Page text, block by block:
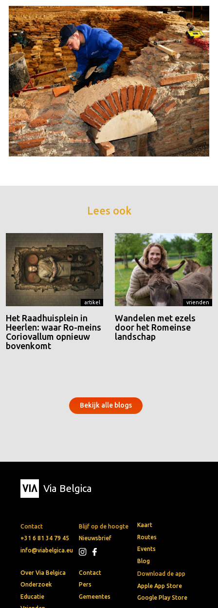
Lees ook
artikel
Het Raadhuisplein in
Heerlen: waar Ro-meins
Coriovallum opnieuw
bovenkomt
vrienden
Wandelen met ezels
door het Romeinse
landschap
Bekijk alle blogs
Via Belgica
Contact
+31 6 81 34 79 45
info@viabelgica.eu
Blijf op de hoogte
Nieuwsbrief
Download de app
Apple App Store
Google Play Store
Kaart
Routes
Events
Blog
Over Via Belgica
Onderzoek
Educatie
Contact
Pers
Gemeentes